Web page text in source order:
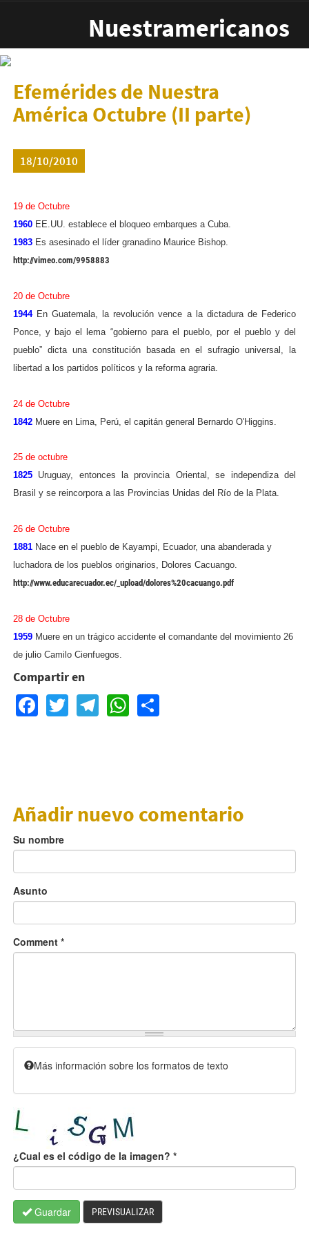
Nuestramericanos
Efemérides de Nuestra
América Octubre (II parte)
18/10/2010
19 de Octubre
1960EE.UU. establece el bloqueo embarques a Cuba.
1983Es asesinado el líder granadino Maurice Bishop.
http://vimeo.com/9958883
20 de Octubre
1944 En Guatemala, la revolución vence a la dictadura de Federico
Ponce, y bajo el lema “gobierno para el pueblo, por el pueblo y del
pueblo” dicta una constitución basada en el sufragio universal, la
libertad a los partidos políticos y la reforma agraria.
24 de Octubre
1842Muere en Lima, Perú, el capitán general Bernardo O'Higgins.
25 de octubre
1825 Uruguay, entonces la provincia Oriental, se independiza del
Brasil y se reincorpora a las Provincias Unidas del Río de la Plata.
26 de Octubre
1881Nace en el pueblo de Kayampi, Ecuador, una abanderada y
luchadora de los pueblos originarios, Dolores Cacuango.
http://www.educarecuador.ec/_upload/dolores%20cacuango.pdf
28 de Octubre
1959Muere en un trágico accidente el comandante del movimiento 26
de julio Camilo Cienfuegos.
Compartir en
Facebook
TwitterTelegram
WhatsApp
Share
Añadir nuevo comentario
Su nombre
Asunto
Comment *
Más información sobre los formatos de texto
¿Cual es el código de la imagen? *
Guardar PREVISUALIZAR